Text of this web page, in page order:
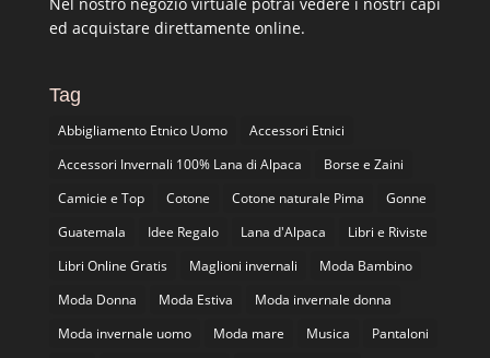
ed acquistare direttamente online.
Tag
Abbigliamento Etnico Uomo
Accessori Etnici
Accessori Invernali 100% Lana di Alpaca
Borse e Zaini
Camicie e Top
Cotone Cotone naturale Pima
Gonne
Guatemala
Idee Regalo Lana d'Alpaca
Libri e Riviste
Libri Online Gratis
Maglioni invernali
Moda Bambino
Moda Donna
Moda Estiva
Moda invernale donna
Moda invernale uomo
Moda mare Musica
Pantaloni